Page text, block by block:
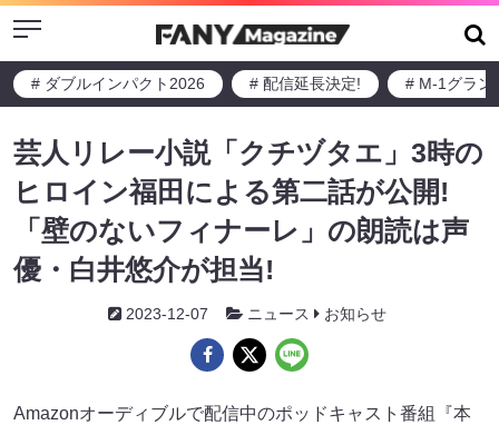
Menu
# ダブルインパクト2026 # 配信延長決定! # M-1グラン
芸人リレー小説「クチヅタエ」3時の
ヒロイン福田による第二話が公開!
「壁のないフィナーレ」の朗読は声
優・白井悠介が担当!
2023-12-07 ニュース お知らせ
Amazonオーディブルで配信中のポッドキャスト番組『本